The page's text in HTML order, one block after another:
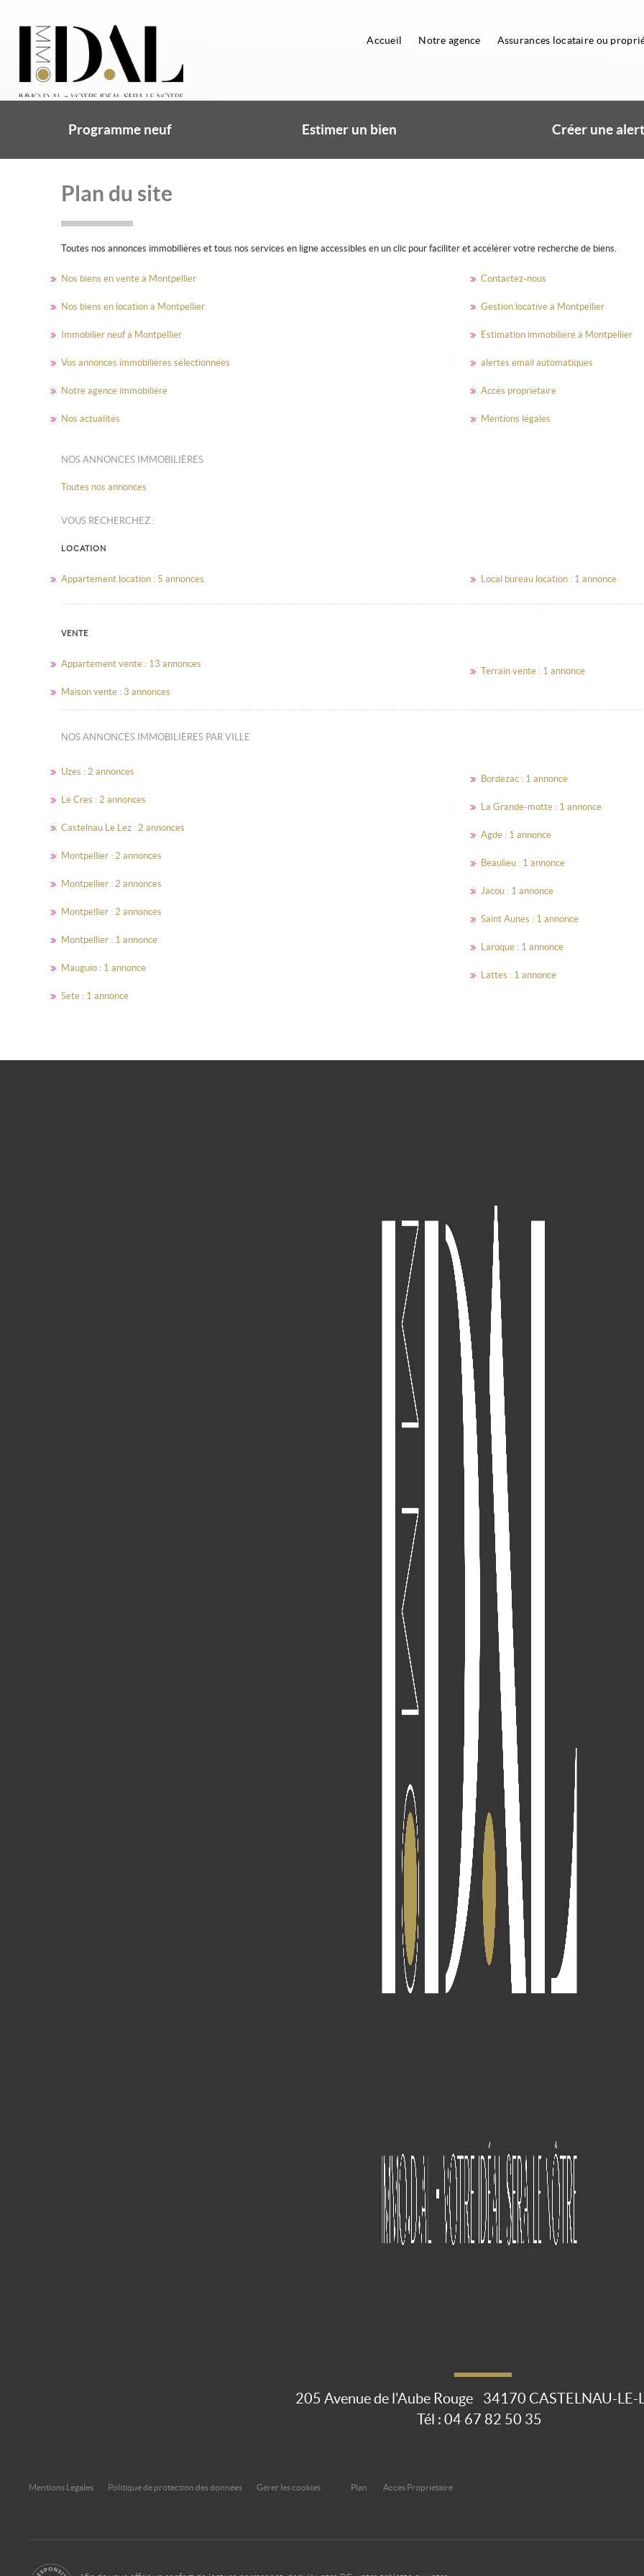
Accueil Notre agence Assurances locataire ou
Programme neuf Estimer un bien Créer une
Plan du site
Toutes nos annonces immobilières et tous nos services en ligne accessibles en un clic pour faciliter et accélérer votre recherche de biens.
Nos biens en vente à Montpellier
Nos biens en location à Montpellier
Immobilier neuf à Montpellier
Vos annonces immobilières sélectionnées
Notre agence immobilière
Nos actualités
Contactez-nous
Gestion locative à Montpellier
Estimation immobilière à Montpellier
alertes email automatiques
Accès propriétaire
Mentions légales
NOS ANNONCES IMMOBILIÈRES
Toutes nos annonces
VOUS RECHERCHEZ :
LOCATION
Appartement location : 5 annonces Local bureau location : 1 annonce
VENTE
Appartement vente : 13 annonces
Maison vente : 3 annonces
Terrain vente : 1 annonce
NOS ANNONCES IMMOBILIÈRES PAR VILLE
Uzes : 2 annonces
Le Cres : 2 annonces
Castelnau Le Lez : 2 annonces
Montpellier : 2 annonces
Montpellier : 2 annonces
Montpellier : 2 annonces
Montpellier : 1 annonce
Mauguio : 1 annonce
Sete : 1 annonce
Bordezac : 1 annonce
La Grande-motte : 1 annonce
Agde : 1 annonce
Beaulieu : 1 annonce
Jacou : 1 annonce
Saint Aunes : 1 annonce
Laroque : 1 annonce
Lattes : 1 annonce
205 Avenue de l'Aube Rouge 34170 CASTELNAU-LE-
Tél : 04 67 82 50 35
Mentions Légales Politique de protection des données Gérer les cookies Plan Accès Propriétaire